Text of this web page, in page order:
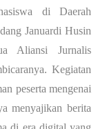
di Daerah
Januardi Husin
Aliansi Jurnalis
Kegiatan
peserta mengenai
menyajikan berita